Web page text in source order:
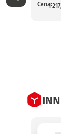
Cena:
1